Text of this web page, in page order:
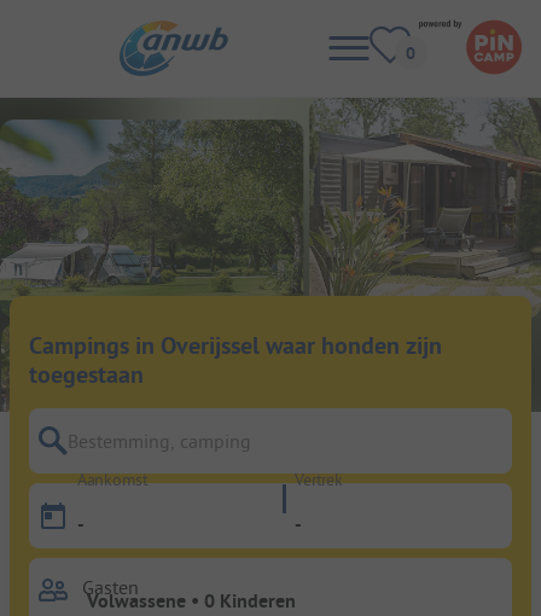
Campings in Overijssel waar honden zijn
toegestaan
Bestemming, camping
Aankomst
-
Vertrek
-
Gasten